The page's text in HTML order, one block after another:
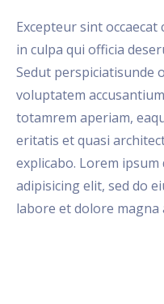
Excepteur sint
in culpa qui officia
Sedut perspiciatisunde
voluptatem
totamrem aperiam,
eritatis et quasi
explicabo. Lorem
adipisicing elit, sed do
labore et dolore magna